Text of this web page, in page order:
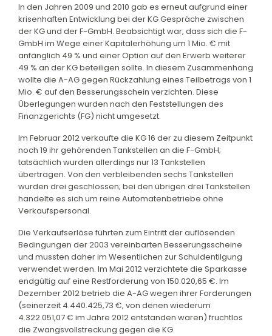
In den Jahren 2009 und 2010 gab es erneut aufgrund einer
krisenhaften Entwicklung bei der KG Gespräche zwischen
der KG und der F-GmbH. Beabsichtigt war, dass sich die F-
GmbH im Wege einer Kapitalerhöhung um 1 Mio. € mit
anfänglich 49 % und einer Option auf den Erwerb weiterer
49 % an der KG beteiligen sollte. In diesem Zusammenhang
wollte die A-AG gegen Rückzahlung eines Teilbetrags von 1
Mio. € auf den Besserungsschein verzichten. Diese
Überlegungen wurden nach den Feststellungen des
Finanzgerichts (FG) nicht umgesetzt.
Im Februar 2012 verkaufte die KG 16 der zu diesem Zeitpunkt
noch 19 ihr gehörenden Tankstellen an die F-GmbH;
tatsächlich wurden allerdings nur 13 Tankstellen
übertragen. Von den verbleibenden sechs Tankstellen
wurden drei geschlossen; bei den übrigen drei Tankstellen
handelte es sich um reine Automatenbetriebe ohne
Verkaufspersonal.
Die Verkaufserlöse führten zum Eintritt der auflösenden
Bedingungen der 2003 vereinbarten Besserungsscheine
und mussten daher im Wesentlichen zur Schuldentilgung
verwendet werden. Im Mai 2012 verzichtete die Sparkasse
endgültig auf eine Restforderung von 150.020,65 €. Im
Dezember 2012 betrieb die A-AG wegen ihrer Forderungen
(seinerzeit 4.440.425,73 €, von denen wiederum
4.322.051,07 € im Jahre 2012 entstanden waren) fruchtlos
die Zwangsvollstreckung gegen die KG.